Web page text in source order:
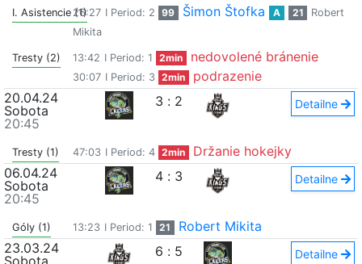
I. Asistencie (1)26:27 I Period: 2 99 Šimon Štofka A 21
Robert
Mikita
Tresty (2) 13:42 I Period: 1 2min nedovolené bránenie
30:07 I Period: 3 2min
podrazenie
20.04.24
Sobota
20:45
3 : 2 Detailne
Tresty (1) 47:03 I Period: 4 2min
Držanie hokejky
06.04.24
Sobota
20:45
4 : 3 Detailne
Góly (1) 13:23 I Period: 1 21
Robert Mikita
23.03.24
Sobota
6 : 5 Detailne